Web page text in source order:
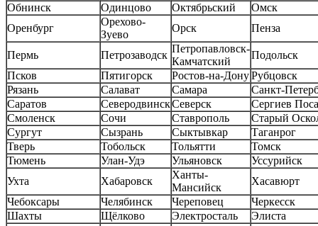
Обнинск
Одинцово Октябрьский
Омск
Оренбург
Орехово-
Зуево
Орск Пенза
Пермь Петрозаводск
Петропавловск-
Камчатский
Подольск
Псков
Пятигорск Ростов-на-ДонуРубцовск
Рязань
Салават Самара
Санкт-
Саратов
СеверодвинскСеверск
Сергиев
Смоленск
Сочи Ставрополь
Старый
Сургут
Сызрань Сыктывкар
Таганрог
Тверь
Тобольск Тольятти
Томск
Тюмень
Улан-Удэ Ульяновск
Уссурийск
Ухта
Хабаровск
Ханты-
Мансийск
Хасавюрт
Чебоксары
Челябинск Череповец
Черкесск
Шахты
Щёлково Электросталь
Элиста